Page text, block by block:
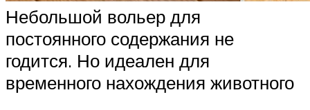
Небольшой вольер для
постоянного содержания не
годится. Но идеален для
временного нахождения животного